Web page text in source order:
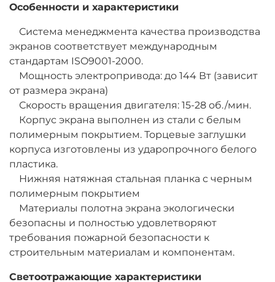
Особенности и характеристики
Система менеджмента качества производства
экранов соответствует международным
стандартам ISO9001-2000.
Мощность электропривода: до 144 Вт (зависит
от размера экрана)
Скорость вращения двигателя: 15-28 об./мин.
Корпус экрана выполнен из стали с белым
полимерным покрытием. Торцевые заглушки
корпуса изготовлены из ударопрочного белого
пластика.
Нижняя натяжная стальная планка с черным
полимерным покрытием
Материалы полотна экрана экологически
безопасны и полностью удовлетворяют
требования пожарной безопасности к
строительным материалам и компонентам.
Светоотражающие характеристики